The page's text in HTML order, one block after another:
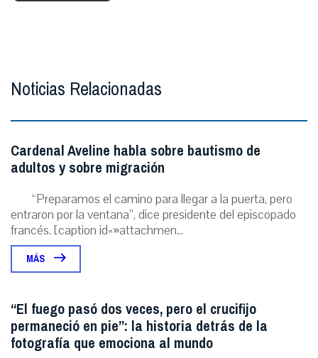
Noticias Relacionadas
Cardenal Aveline habla sobre bautismo de
adultos y sobre migración
“Preparamos el camino para llegar a la puerta, pero
entraron por la ventana”, dice presidente del episcopado
francés. [caption id=»attachmen...
MÁS
“El fuego pasó dos veces, pero el crucifijo
permaneció en pie”: la historia detrás de la
fotografía que emociona al mundo